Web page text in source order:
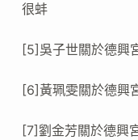
很蚌
[5]吳子世關於德興
[6]黃珮雯關於德興
[7]劉金芳關於德興